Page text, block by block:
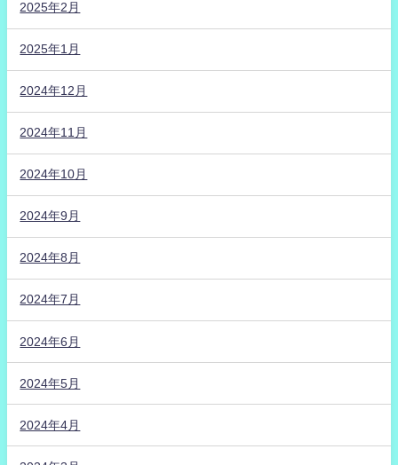
2025年2月
2025年1月
2024年12月
2024年11月
2024年10月
2024年9月
2024年8月
2024年7月
2024年6月
2024年5月
2024年4月